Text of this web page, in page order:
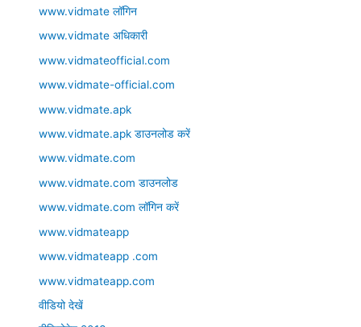
www.vidmate लॉगिन
www.vidmate अधिकारी
www.vidmateofficial.com
www.vidmate-official.com
www.vidmate.apk
www.vidmate.apk डाउनलोड करें
www.vidmate.com
www.vidmate.com डाउनलोड
www.vidmate.com लॉगिन करें
www.vidmateapp
www.vidmateapp .com
www.vidmateapp.com
वीडियो देखें